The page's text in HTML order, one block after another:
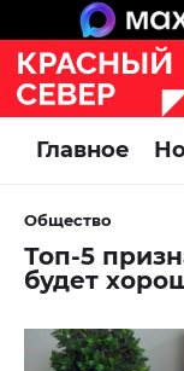
Главное
Общество
Топ-5
будет